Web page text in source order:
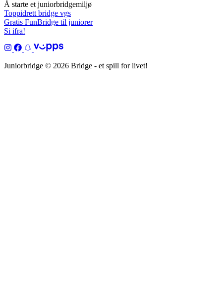
Å starte et juniorbridgemiljø
Toppidrett bridge vgs
Gratis FunBridge til juniorer
Si ifra!
Juniorbridge © 2026 Bridge - et spill for livet!